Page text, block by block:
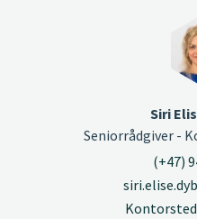
Siri
Seniorrådgiver -
(+47)